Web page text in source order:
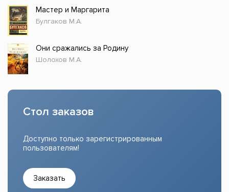
Мастер и Маргарита
Булгаков М.А.
Они сражались за Родину
Шолохов М.А.
Стол заказов
Доступно только зарегистрированным
пользователям!
Заказать